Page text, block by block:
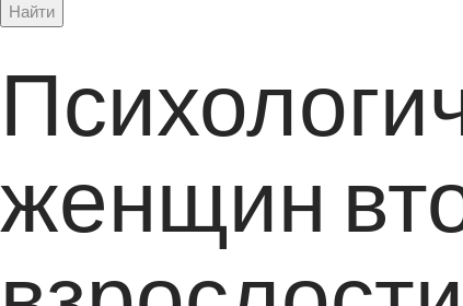
Найти
женщин